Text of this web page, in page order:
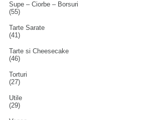
Supe – Ciorbe – Borsuri
(55)
Tarte Sarate
(41)
Tarte si Cheesecake
(46)
Torturi
(27)
Utile
(29)